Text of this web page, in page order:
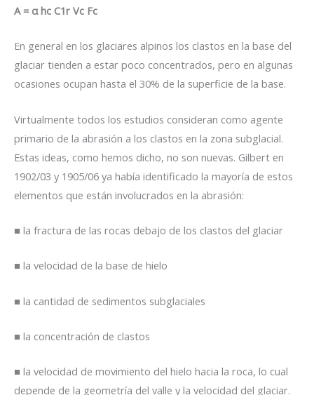
A = α hc C1r Vc Fc
En general en los glaciares alpinos los clastos en la base del
glaciar tienden a estar poco concentrados, pero en algunas
ocasiones ocupan hasta el 30% de la superficie de la base.
Virtualmente todos los estudios consideran como agente
primario de la abrasión a los clastos en la zona subglacial.
Estas ideas, como hemos dicho, no son nuevas. Gilbert en
1902/03 y 1905/06 ya había identificado la mayoría de estos
elementos que están involucrados en la abrasión:
■ la fractura de las rocas debajo de los clastos del glaciar
■ la velocidad de la base de hielo
■ la cantidad de sedimentos subglaciales
■ la concentración de clastos
■ la velocidad de movimiento del hielo hacia la roca, lo cual
depende de la geometría del valle y la velocidad del glaciar.